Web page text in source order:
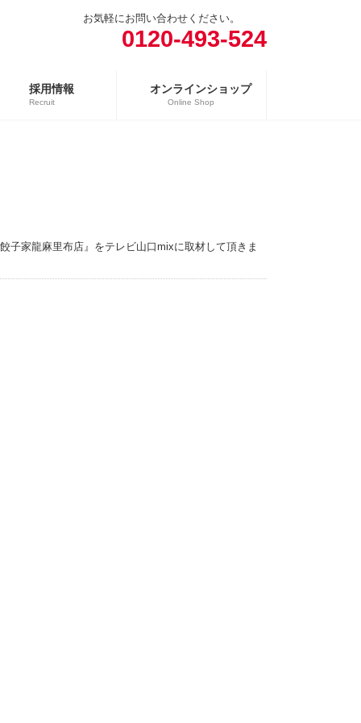
お気軽にお問い合わせください。
0120-493-524
採用情報
Recruit
オンラインショップ
Online Shop
子家龍麻里布店』をテレビ山口mixに取材して頂きま